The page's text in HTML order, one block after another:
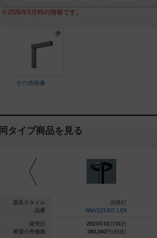
※2026年5月時の情報です。
その他画像
同タイプ商品を見る
器具スタイル
品番
発売日
希望小売価格
街路灯
円(税抜)
街路灯
NNY22130T LE9
2023年02月 01 日
380,000円(税抜)